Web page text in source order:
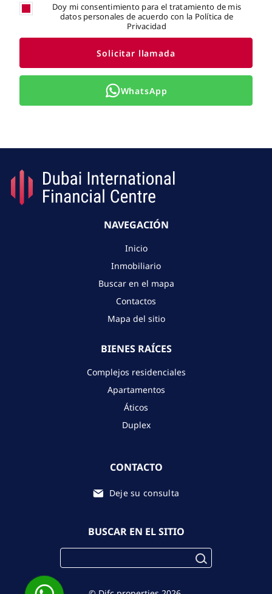
Doy mi consentimiento para el tratamiento de mis
datos personales de acuerdo con la Política de
Privacidad
Solicitar llamada
WhatsApp
NAVEGACIÓN
Inicio
Inmobiliario
Buscar en el mapa
Contactos
Mapa del sitio
BIENES RAÍCES
Complejos residenciales
Apartamentos
Áticos
Duplex
CONTACTO
Deje su consulta
BUSCAR EN EL SITIO